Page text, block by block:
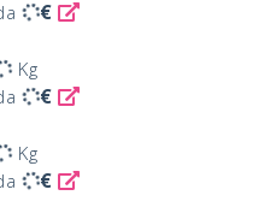
€
Kg
€
Kg
€